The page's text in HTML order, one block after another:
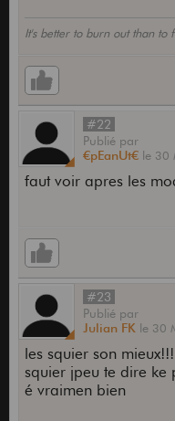
It's better to burn out than to
#22
Publié par
¤pEanUt¤ le 30
faut voir apres les
#23
Publié par
Julian FK le 30
les squier son
squier jpeu te dire ke
é vraimen bien